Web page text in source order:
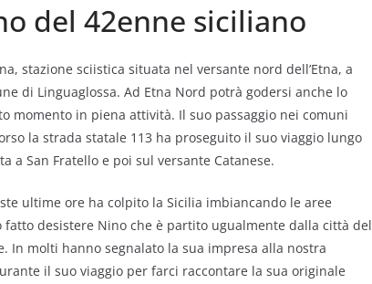
del 42enne siciliano
stazione sciistica situata nel versante nord dell’Etna, a
di Linguaglossa. Ad Etna Nord potrà godersi anche lo
momento in piena attività. Il suo passaggio nei comuni
la strada statale 113 ha proseguito il suo viaggio lungo
a San Fratello e poi sul versante Catanese.
ultime ore ha colpito la Sicilia imbiancando le aree
fatto desistere Nino che è partito ugualmente dalla città del
In molti hanno segnalato la sua impresa alla nostra
il suo viaggio per farci raccontare la sua originale